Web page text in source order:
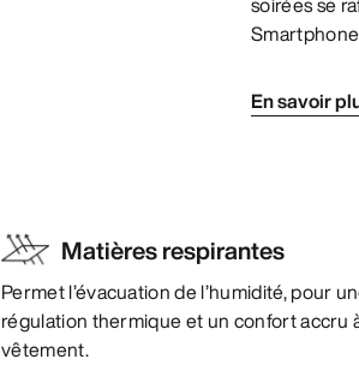
En savoir
Matières respirantes
Permet l’évacuation de l’humidité, pour
régulation thermique et un confort accru
vêtement.